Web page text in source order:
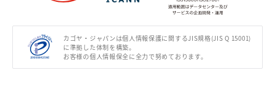
カゴヤ・ジャパンは個人情報保護に関するJIS規格(JIS Q 15001)
に準拠した体制を構築。
お客様の個人情報保全に全力で努めております。